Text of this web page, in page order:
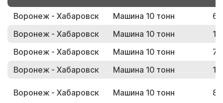
Воронеж - Хабаровск Машина 10 тонн
Воронеж - Хабаровск
Машина 10 тонн
Воронеж - Хабаровск
Машина 10 тонн
Воронеж - Хабаровск
Машина 10 тонн
Воронеж - Хабаровск Машина 10 тонн